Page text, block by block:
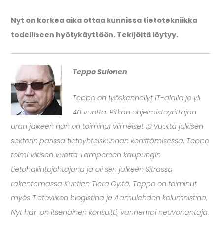
Nyt on korkea aika ottaa kunnissa tietotekniikka
todelliseen hyötykäyttöön. Tekijöitä löytyy.
Teppo Sulonen
Teppo on työskennellyt IT-alalla jo yli
40 vuotta. Pitkän ohjelmistoyrittäjän
uran jälkeen hän on toiminut viimeiset 10 vuotta julkisen
sektorin parissa tietoyhteiskunnan kehittämisessa. Teppo
toimi viitisen vuotta Tampereen kaupungin
tietohallintojohtajana ja oli sen jälkeen Sitrassa
rakentamassa Kuntien Tiera Oy:tä. Teppo on toiminut
myös Tietoviikon blogistina ja Aamulehden kolumnistina,
Nyt hän on itsenäinen konsultti, vanhempi neuvonantaja.